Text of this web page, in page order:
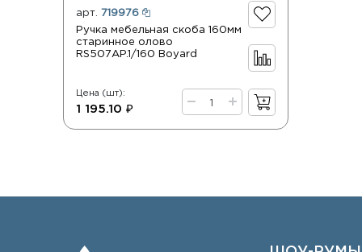
арт.719976
Ручка мебельная скоба 160мм
старинное олово
RS507AP.1/160 Boyard
Цена (шт):
1 195.10 ₽